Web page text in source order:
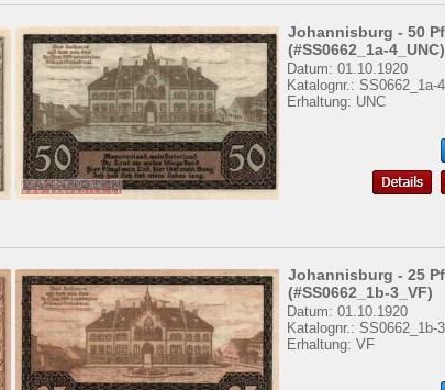
Johannisburg - 50
(#SS0662_1a-4_UNC)
Datum: 01.10.1920
Katalognr.: SS0662_1a-4
Erhaltung: UNC
Johannisburg - 25
(#SS0662_1b-3_VF)
Datum: 01.10.1920
Katalognr.: SS0662_1b-3
Erhaltung: VF